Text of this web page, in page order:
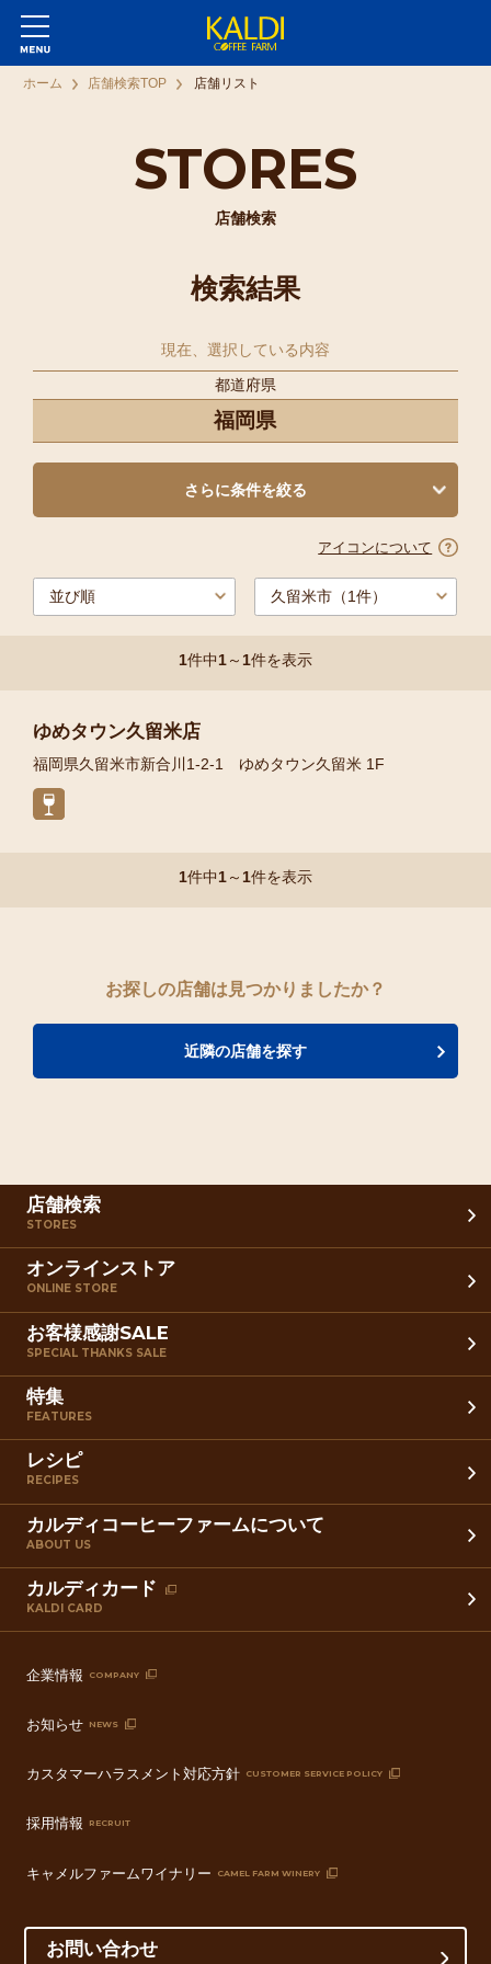
STORES
店舗検索
ホーム 店舗検索TOP 店舗リスト
検索結果
現在、選択している内容
都道府県
福岡県
さらに条件を絞る
1件中1～1件を表示
アイコンについて
ゆめタウン久留米店
福岡県久留米市新合川1-2-1 ゆめタウン久留米 1F
1件中1～ 1件を表示
お探しの店舗は見つかりましたか？
近隣の店舗を探す
店舗検索
STORES
オンラインストア
ONLINE STORE
お客様感謝SALE
SPECIAL THANKS SALE
特集
FEATURES
レシピ
RECIPES
カルディコーヒーファームについて
ABOUT US
カルディカード
KALDI CARD
企業情報 COMPANY
お知らせ NEWS
カスタマーハラスメント対応方針 CUSTOMER SERVICE POLICY
採用情報 RECRUIT
キャメルファームワイナリー CAMEL FARM WINERY
お問い合わせ